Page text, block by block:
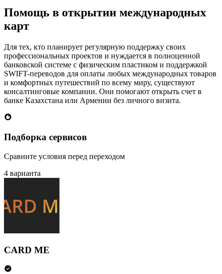
Помощь в открытии международных
карт
Для тех, кто планирует регулярную поддержку своих
профессиональных проектов и нуждается в полноценной
банковской системе с физическим пластиком и поддержкой
SWIFT-переводов для оплаты любых международных товаров
и комфортных путешествий по всему миру, существуют
консалтинговые компании. Они помогают открыть счет в
банке Казахстана или Армении без личного визита.
Подборка сервисов
Сравните условия перед переходом
4 варианта
CARD ME